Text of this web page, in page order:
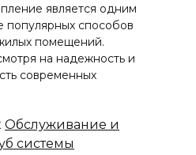
является одним
популярных способов
помещений.
на надежность и
современных
Обслуживание и
системы